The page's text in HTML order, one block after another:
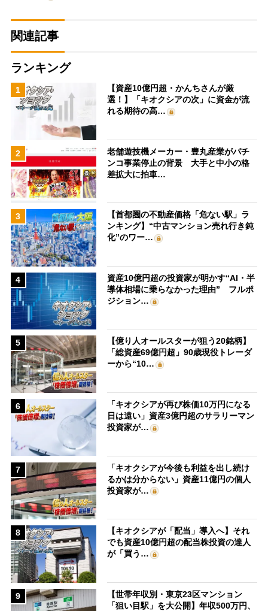
関連記事
ランキング
1
【資産10億円超・かんちさんが厳
選！】「キオクシアの次」に資金が流
れる期待の高…
2
老舗遊技機メーカー・豊丸産業がパチ
ンコ事業停止の背景 大手と中小の格
差拡大に拍車…
3
【首都圏の不動産価格「危ない駅」ラ
ンキング】“中古マンション売れ行き鈍
化”のワー…
4
資産10億円超の投資家が明かす“AI・半
導体相場に乗らなかった理由” フルポ
ジション…
5
【億り人オールスターが狙う20銘柄】
「総資産69億円超」90歳現役トレーダ
ーから“10…
6
「キオクシアが再び株価10万円になる
日は遠い」資産3億円超のサラリーマン
投資家が…
7
「キオクシアが今後も利益を出し続け
るかは分からない」資産11億円の個人
投資家が…
8
【キオクシアが「配当」導入へ】それ
でも資産10億円超の配当株投資の達人
が「買う…
9
【世帯年収別・東京23区マンション
「狙い目駅」を大公開】年収500万円、